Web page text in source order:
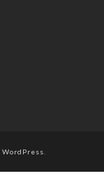
WordPress